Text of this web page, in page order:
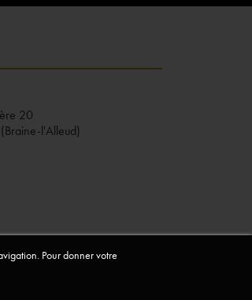
20
l'Alleud)
Pour donner votre